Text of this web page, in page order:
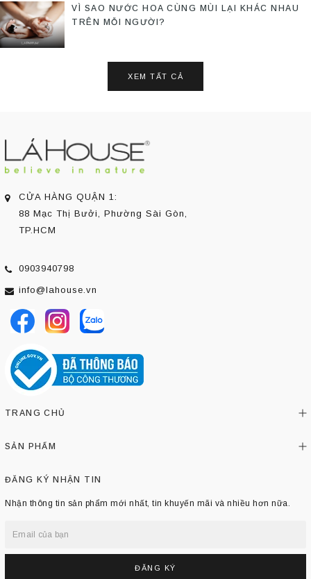
VÌ SAO NƯỚC HOA CÙNG MÙI LẠI KHÁC NHAU
TRÊN MỖI NGƯỜI?
XEM TẤT CẢ
CỬA HÀNG QUẬN 1:
88 Mạc Thị Bưởi, Phường Sài Gòn,
TP.HCM
0903940798
info@lahouse.vn
TRANG CHỦ
SẢN PHẨM
ĐĂNG KÝ NHẬN TIN
Nhận thông tin sản phẩm mới nhất, tin khuyến mãi và nhiều hơn nữa.
ĐĂNG KÝ